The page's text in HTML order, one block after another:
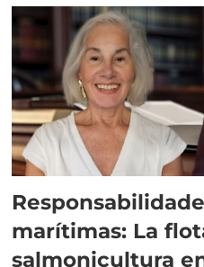
marítimas: La
salmonicultura